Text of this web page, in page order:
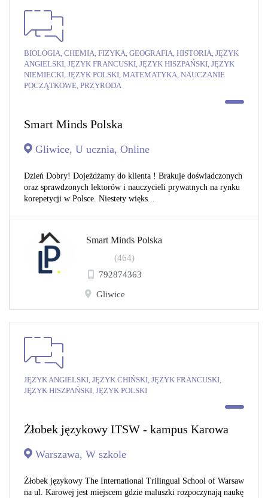
BIOLOGIA, CHEMIA, FIZYKA, GEOGRAFIA, HISTORIA, JĘZYK
ANGIELSKI, JĘZYK FRANCUSKI, JĘZYK HISZPAŃSKI, JĘZYK
NIEMIECKI, JĘZYK POLSKI, MATEMATYKA, NAUCZANIE
POCZĄTKOWE, PRZYRODA
Smart Minds Polska
Gliwice, U ucznia, Online
Dzień Dobry! Dojeżdżamy do klienta ! Brakuje doświadczonych
oraz sprawdzonych lektorów i nauczycieli prywatnych na rynku
korepetycji w Polsce. Niestety więks...
Smart Minds Polska
(464)
792874363
Gliwice
JĘZYK ANGIELSKI, JĘZYK CHIŃSKI, JĘZYK FRANCUSKI,
JĘZYK HISZPAŃSKI, JĘZYK POLSKI
Żłobek językowy ITSW - kampus Karowa
Warszawa, W szkole
Żłobek językowy The International Trilingual School of Warsaw
na ul. Karowej jest miejscem gdzie maluszki rozpoczynają naukę